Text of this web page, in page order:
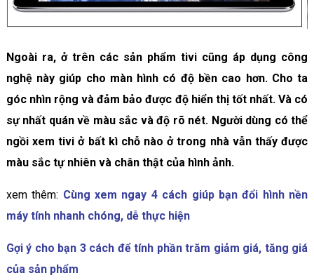
Ngoài ra, ở trên các sản phẩm tivi cũng áp dụng công
nghệ này giúp cho màn hình có độ bền cao hơn. Cho ta
góc nhìn rộng và đảm bảo được độ hiển thị tốt nhất. Và có
sự nhất quán về màu sắc và độ rõ nét. Người dùng có thể
ngồi xem tivi ở bất kì chỗ nào ở trong nhà vẫn thấy được
màu sắc tự nhiên và chân thật của hình ảnh.
xem thêm: Cùng xem ngay 4 cách giúp bạn đổi hình nền
máy tính nhanh chóng, dễ thực hiện
Gợi ý cho bạn 3 cách để tính phần trăm giảm giá, tăng giá
của sản phẩm